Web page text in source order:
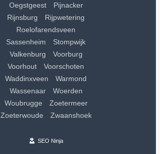
Oegstgeest
Pijnacker
Rijnsburg
Rijpwetering
Roelofarendsveen
Sassenheim
Stompwijk
Valkenburg
Voorburg
Voorhout
Voorschoten
Waddinxveen
Warmond
Wassenaar
Woerden
Woubrugge
Zoetermeer
Zoeterwoude
Zwaanshoek
SEO Ninja